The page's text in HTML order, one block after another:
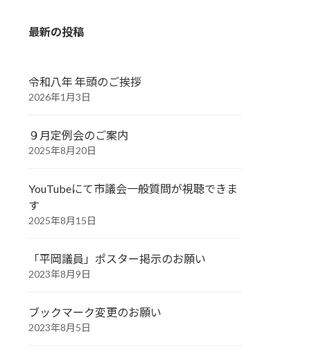
最新の投稿
令和八年 年頭のご挨拶
2026年1月3日
９月定例会のご案内
2025年8月20日
YouTubeにて市議会一般質問が視聴できま
す
2025年8月15日
「平岡議員」ポスター掲示のお願い
2023年8月9日
ブックマーク変更のお願い
2023年8月5日